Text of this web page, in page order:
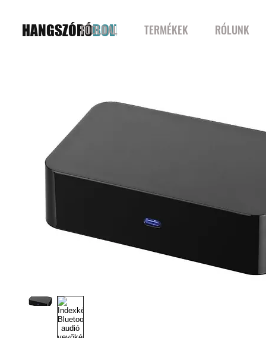
HANGSZÓRÓBOLT
FŐOLDAL TERMÉKEK RÓLUNK